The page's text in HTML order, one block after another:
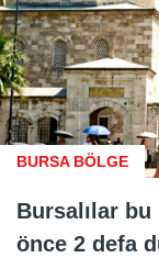
BURSA BÖLGE
Bursalılar
önce 2 defa